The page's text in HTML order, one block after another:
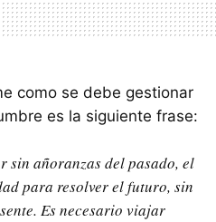
como se debe gestionar
es la siguiente frase:
sin añoranzas del pasado, el
para resolver el futuro, sin
Es necesario viajar